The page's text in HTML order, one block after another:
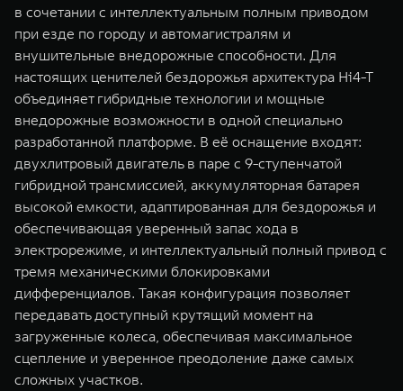
в сочетании с интеллектуальным полным приводом
при езде по городу и автомагистралям и
внушительные внедорожные способности. Для
настоящих ценителей бездорожья архитектура Hi4-T
объединяет гибридные технологии и мощные
внедорожные возможности в одной специально
разработанной платформе. В её оснащение входят:
двухлитровый двигатель в паре с 9-ступенчатой
гибридной трансмиссией, аккумуляторная батарея
высокой емкости, адаптированная для бездорожья и
обеспечивающая уверенный запас хода в
электрорежиме, и интеллектуальный полный привод с
тремя механическими блокировками
дифференциалов. Такая конфигурация позволяет
передавать доступный крутящий момент на
загруженные колеса, обеспечивая максимальное
сцепление и уверенное преодоление даже самых
сложных участков.